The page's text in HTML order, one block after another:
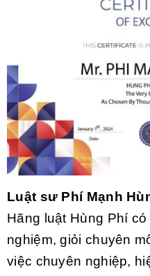
Luật sư Phí Mạnh
Hãng luật Hùng Phí
nghiệm, giỏi chuyên
việc chuyên nghiệp,